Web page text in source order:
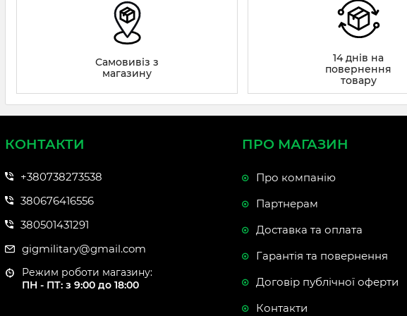
Самовивіз з
магазину
14 днів на
повернення
товару
КОНТАКТИ
+380738273538
380676416556
380501431291
gigmilitary@gmail.com
Режим роботи магазину:
ПН - ПТ: з 9:00 до 18:00
ПРО МАГАЗИН
Про компанію
Партнерам
Доставка та оплата
Гарантія та повернення
Договір публічної оферти
Контакти